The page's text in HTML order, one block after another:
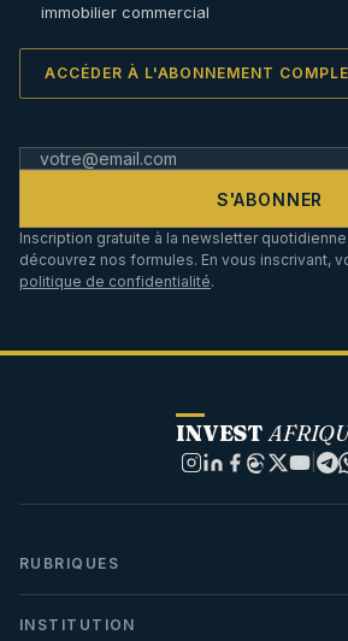
immobilier commercial
ACCÉDER À L'ABONNEMENT
S'ABONNER
Inscription gratuite à la newsletter
découvrez nos formules. En vous inscrivant,
politique de confidentialité.
INVEST
|
RUBRIQUES
INSTITUTION